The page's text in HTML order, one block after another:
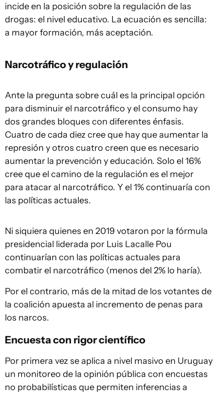
incide en la posición sobre la regulación de las
drogas: el nivel educativo. La ecuación es sencilla:
a mayor formación, más aceptación.
Narcotráfico y regulación
Ante la pregunta sobre cuál es la principal opción
para disminuir el narcotráfico y el consumo hay
dos grandes bloques con diferentes énfasis.
Cuatro de cada diez cree que hay que aumentar la
represión y otros cuatro creen que es necesario
aumentar la prevención y educación. Solo el 16%
cree que el camino de la regulación es el mejor
para atacar al narcotráfico. Y el 1% continuaría con
las políticas actuales.
Ni siquiera quienes en 2019 votaron por la fórmula
presidencial liderada por Luis Lacalle Pou
continuarían con las políticas actuales para
combatir el narcotráfico (menos del 2% lo haría).
Por el contrario, más de la mitad de los votantes de
la coalición apuesta al incremento de penas para
los narcos.
Encuesta con rigor científico
Por primera vez se aplica a nivel masivo en Uruguay
un monitoreo de la opinión pública con encuestas
no probabilísticas que permiten inferencias a